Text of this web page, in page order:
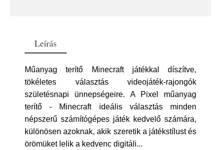
Leírás
Műanyag terítő Minecraft játékkal díszítve,
tökéletes választás videojáték-rajongók
születésnapi ünnepségeire. A Pixel műanyag
terítő - Minecraft ideális választás minden
népszerű számítógépes játék kedvelő számára,
különösen azoknak, akik szeretik a játékstílust és
örömüket lelik a kedvenc digitáli...